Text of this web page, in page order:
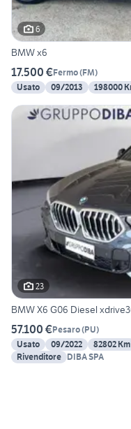
6
BMW x6
17.500 €Fermo(FM)
Usato
09/2013 198000
23
BMW X6 G06 Diesel
57.100 €Pesaro(PU)
Usato
09/2022 82802 Km
Rivenditore DIBA SPA